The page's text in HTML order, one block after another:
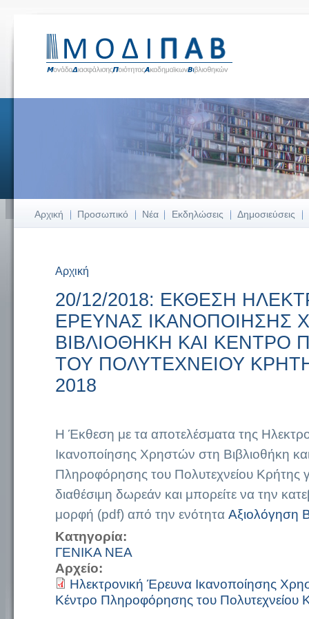
Αρχική Προσωπικό Νέα Εκδηλώσεις Δημοσιεύσεις
Είστε εδώ
Αρχική
20/12/2018: ΕΚΘΕΣΗ
ΕΡΕΥΝΑΣ ΙΚΑΝΟΠΟΙΗΣΗΣ
ΒΙΒΛΙΟΘΗΚΗ ΚΑΙ
ΤΟΥ ΠΟΛΥΤΕΧΝΕΙΟΥ
2018
Η Έκθεση με τα αποτελέσματα της
Ικανοποίησης Χρηστών στη Βιβλιοθήκη
Πληροφόρησης του Πολυτεχνείου Κρήτης
διαθέσιμη δωρεάν και μπορείτε να την
μορφή (pdf) από την ενότητα Αξιολόγηση
Κατηγορία:
ΓΕΝΙΚΑ ΝΕΑ
Αρχείο:
Ηλεκτρονική Έρευνα Ικανοποίησης
Κέντρο Πληροφόρησης του Πολυτεχνείου